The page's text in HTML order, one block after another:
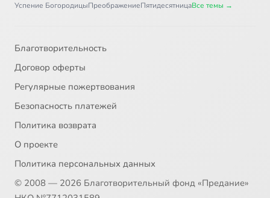
Успение БогородицыПреображениеПятидесятницаВсе темы →
Благотворительность
Договор оферты
Регулярные пожертвования
Безопасность платежей
Политика возврата
О проекте
Политика персональных данных
© 2008 — 2026 Благотворительный фонд «Предание»